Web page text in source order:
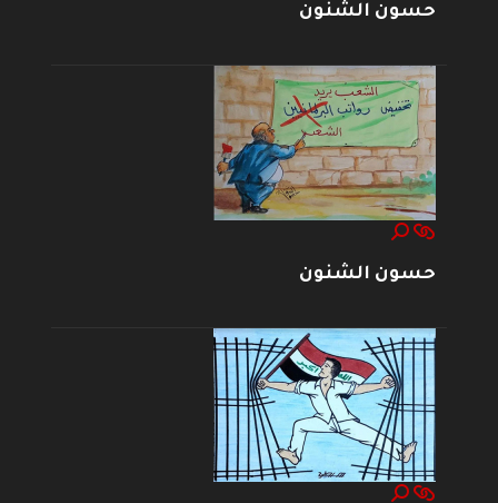
حسون الشنون
حسون الشنون